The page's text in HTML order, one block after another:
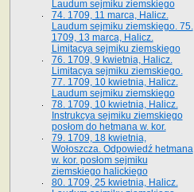
Laudum sejmiku ziemskiego
74. 1709, 11 marca, Halicz.
Laudum sejmiku ziemskiego. 75.
1709, 13 marca, Halicz.
Limitacya sejmiku ziemskiego
76. 1709, 9 kwietnia, Halicz.
Limitacya sejmiku ziemskiego.
77. 1709, 10 kwietnia, Halicz.
Laudum sejmiku ziemskiego
78. 1709, 10 kwietnia, Halicz.
Instrukcya sejmiku ziemskiego
posłom do hetmana w. kor.
79. 1709, 18 kwietnia,
Wołoszcza. Odpowiedź hetmana
w. kor. posłom sejmiku
ziemskiego halickiego
80. 1709, 25 kwietnia, Halicz.